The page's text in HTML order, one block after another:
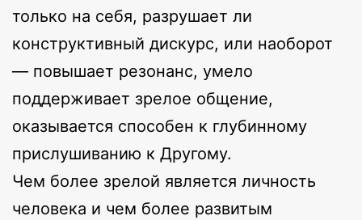
только на себя, разрушает ли
конструктивный дискурс, или наоборот
— повышает резонанс, умело
поддерживает зрелое общение,
оказывается способен к глубинному
прислушиванию к Другому.
Чем более зрелой является личность
человека и чем более развитым